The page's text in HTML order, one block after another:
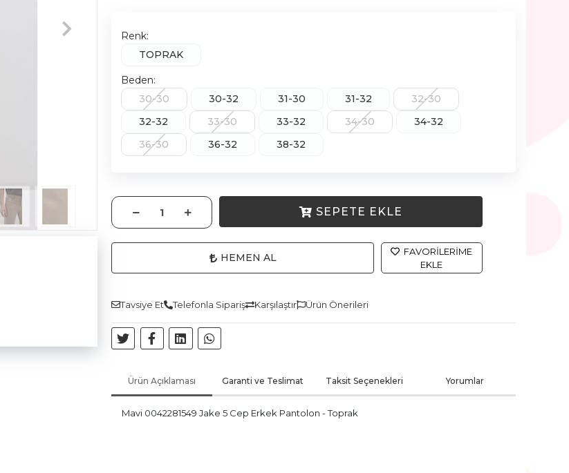
Renk:
TOPRAK
Beden:
30-30
30-32 31-30 31-32
32-30
32-32
33-30 33-32 34-30
34-32
36-30
36-32 38-32
SEPETE EKLE
HEMEN AL
FAVORILERIME
EKLE
Tavsiye Et Telefonla Sipariş Karşılaştır Ürün Önerileri
Ürün Açıklaması Garanti ve Teslimat Taksit Seçenekleri Yorumlar
Mavi 0042281549 Jake 5 Cep Erkek Pantolon - Toprak